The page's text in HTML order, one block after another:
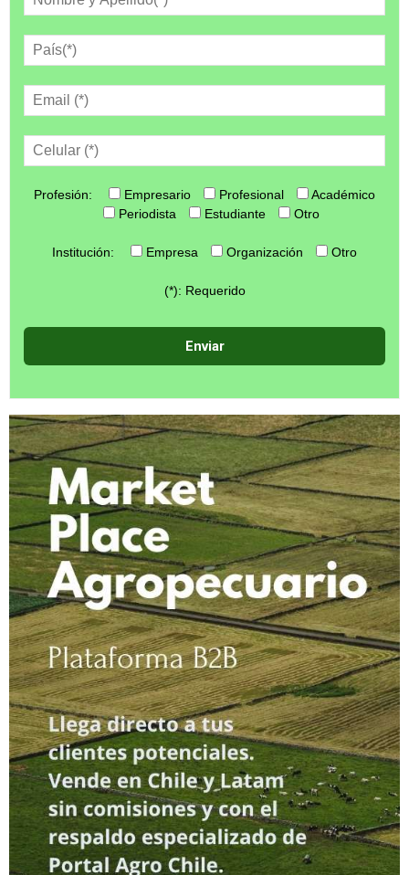
Profesión: Empresario Profesional
Académico
Periodista
Estudiante Otro
Institución: Empresa Organización Otro
(*): Requerido